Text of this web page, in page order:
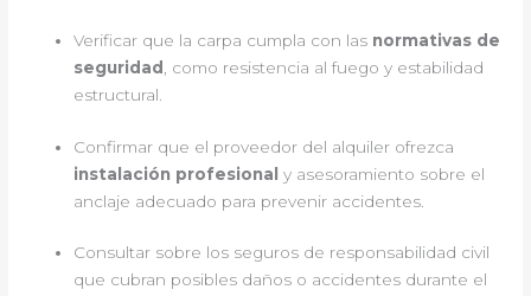
Verificar que la carpa cumpla con las normativas de
seguridad , como resistencia al fuego y estabilidad
estructural.
Confirmar que el proveedor del alquiler ofrezca
instalación profesional y asesoramiento sobre el
anclaje adecuado para prevenir accidentes.
Consultar sobre los seguros de responsabilidad civil
que cubran posibles daños o accidentes durante el